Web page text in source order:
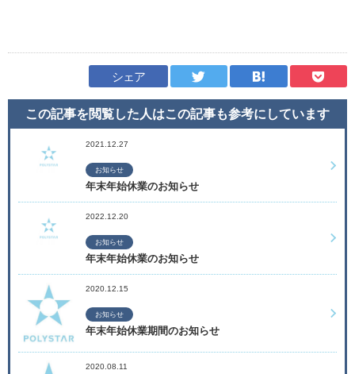
シェア
この記事を閲覧した人はこの記事も参考にしています
2021.12.27
お知らせ
年末年始休業のお知らせ
2022.12.20
お知らせ
年末年始休業のお知らせ
2020.12.15
お知らせ
年末年始休業期間のお知らせ
2020.08.11